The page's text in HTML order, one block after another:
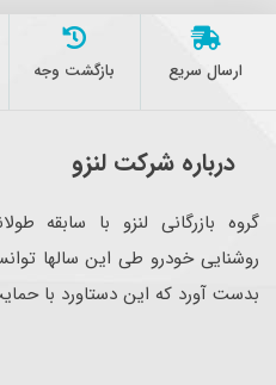
ارسال سریع بازگشت وجه
درباره شرکت لنزو
گروه بازرگانی لنزو با سابقه
روشنایی خودرو طی این سالها
بدست آورد که این دستاورد با